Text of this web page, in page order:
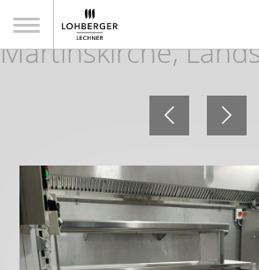
Augustiner an der St.
Martinskirche,